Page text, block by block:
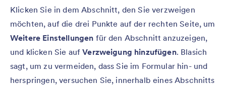
Klicken Sie in dem Abschnitt, den Sie verzweigen
möchten, auf die drei Punkte auf der rechten Seite, um
Weitere Einstellungen für den Abschnitt anzuzeigen,
und klicken Sie aufVerzweigung hinzufügen. Blasich
sagt, um zu vermeiden, dass Sie im Formular hin- und
herspringen, versuchen Sie, innerhalb eines Abschnitts